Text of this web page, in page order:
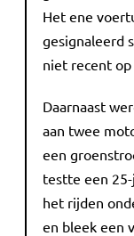
Het ene
gesignaleerd
niet recent op
Daarnaast
aan twee
een
testte een
het rijden
en bleek een